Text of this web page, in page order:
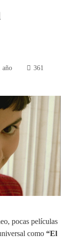
año 361
pocas películas
como “El